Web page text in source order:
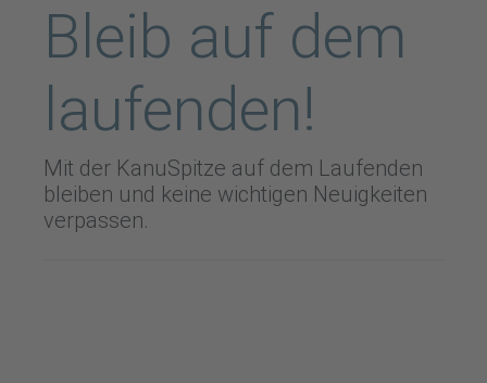
Bleib auf dem
laufenden!
Mit der KanuSpitze auf dem Laufenden
bleiben und keine wichtigen Neuigkeiten
verpassen.